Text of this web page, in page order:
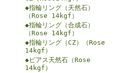
◆指輪リング（天然石）
（Rose 14kgf）
◆指輪リング（合成石）
（Rose 14kgf）
◆指輪リング（CZ）（Rose
14kgf）
◆ピアス天然石（Rose
14kgf）